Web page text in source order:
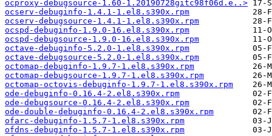
ocproxy-debugsource-1.60-1.20190728gitc98f06d.e..>
ocserv-debuginfo-1.4.1-1.el8.s390x.rpm
ocserv-debugsource-1.4.1-1.el8.s390x.rpm
ocspd-debuginfo-1.9.0-16.el8.s390x.rpm
ocspd-debugsource-1.9.0-16.el8.s390x.rpm
octave-debuginfo-5.2.0-1.el8.s390x.rpm
octave-debugsource-5.2.0-1.el8.s390x.rpm
octomap-debuginfo-1.9.7-1.el8.s390x.rpm
octomap-debugsource-1.9.7-1.el8.s390x.rpm
octomap-octovis-debuginfo-1.9.7-1.el8.s390x.rpm
ode-debuginfo-0.16.4-2.el8.s390x.rpm
ode-debugsource-0.16.4-2.el8.s390x.rpm
ode-double-debuginfo-0.16.4-2.el8.s390x.rpm
ofarc-debuginfo-1.5.7-1.el8.s390x.rpm
ofdns-debuginfo-1.5.7-1.el8.s390x.rpm